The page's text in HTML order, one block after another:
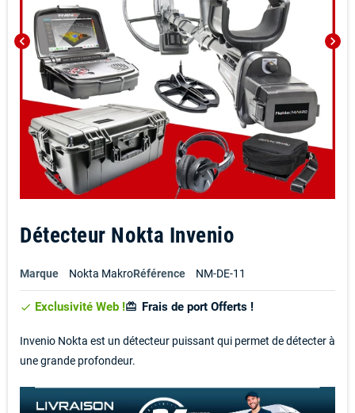
chevron_left chevron_right
Détecteur Nokta Invenio
Marque Nokta MakroRéférence NM-DE-11
check Exclusivité Web !card_giftcard Frais de port Offerts !
Invenio Nokta est un détecteur puissant qui permet de détecter à
une grande profondeur.